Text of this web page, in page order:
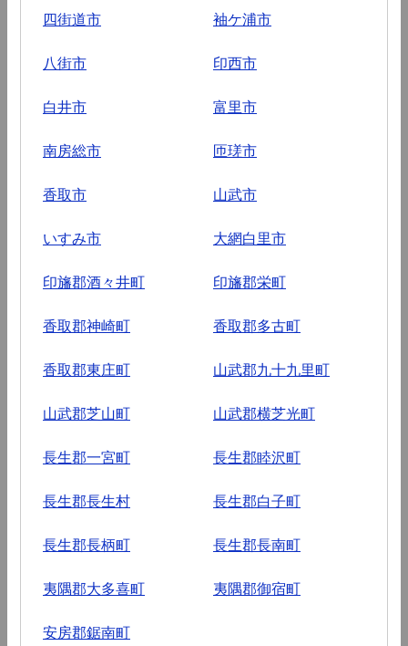
四街道市 袖ケ浦市
八街市 印西市
白井市 富里市
南房総市 匝瑳市
香取市 山武市
いすみ市 大網白里市
印旛郡酒々井町 印旛郡栄町
香取郡神崎町 香取郡多古町
香取郡東庄町 山武郡九十九里町
山武郡芝山町 山武郡横芝光町
長生郡一宮町 長生郡睦沢町
長生郡長生村 長生郡白子町
長生郡長柄町 長生郡長南町
夷隅郡大多喜町 夷隅郡御宿町
安房郡鋸南町